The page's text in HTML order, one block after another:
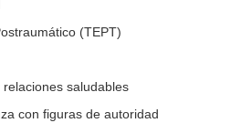
(TEPT)
saludables
con figuras de autoridad